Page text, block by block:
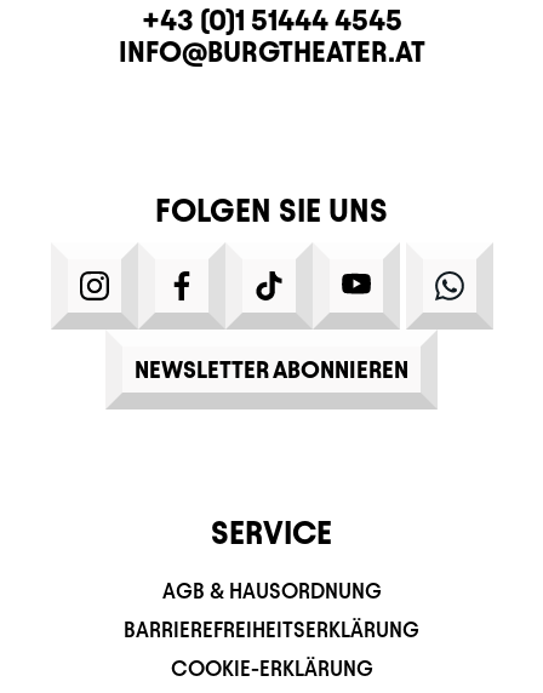
KONTAKTTELEFON
+43 (0)1 51444 4545
E-MAIL
INFO@BURGTHEATER.AT
FOLGEN SIE UNS
INSTAGRAMFACEBOOKTIKTOK YOUTUBE
NEWSLETTER ABONNIEREN
SERVICE
AGB & HAUSORDNUNG
BARRIEREFREIHEITSERKLÄRUNG
COOKIE-ERKLÄRUNG